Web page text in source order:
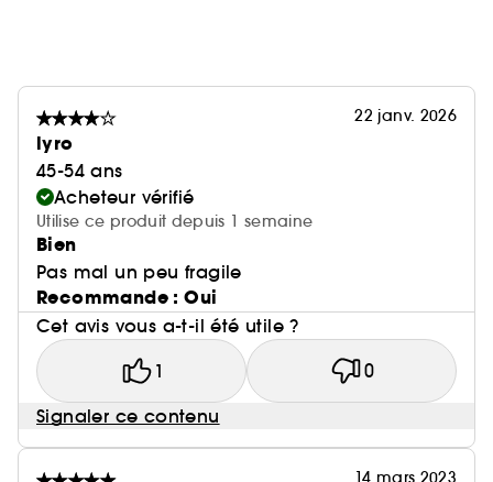
22 janv. 2026
lyro
45-54 ans
Acheteur vérifié
Utilise ce produit depuis 1 semaine
Bien
Pas mal un peu fragile
Recommande : Oui
Cet avis vous a-t-il été utile ?
1 0
Signaler ce contenu
14 mars 2023